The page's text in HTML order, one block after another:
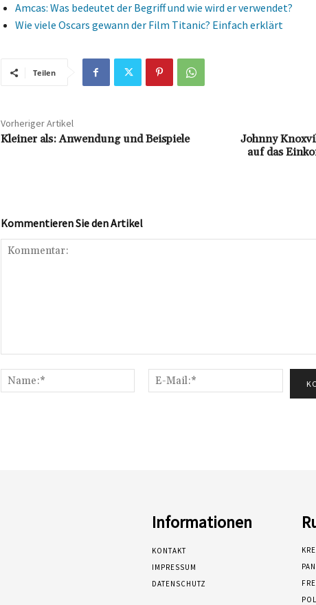
Amcas: Was bedeutet der Begriff und wie wird er verwendet?
Wie viele Oscars gewann der Film Titanic? Einfach erklärt
Teilen
Vorheriger Artikel
Kleiner als: Anwendung und Beispiele
Johnny
auf das
Kommentieren Sie den Artikel
Name:*
Mail:*
Informationen
KONTAKT
IMPRESSUM
DATENSCHUTZ